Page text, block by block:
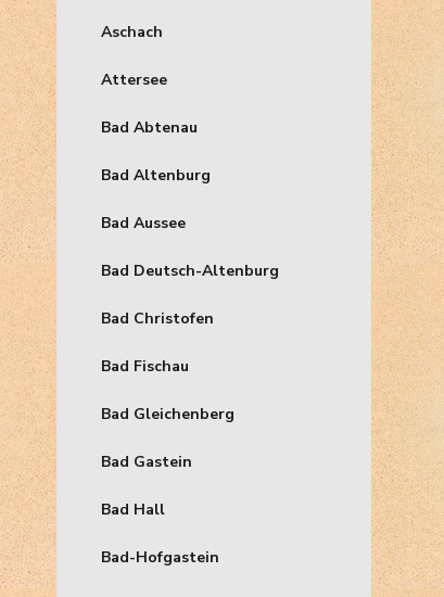
Aschach
Attersee
Bad Abtenau
Bad Altenburg
Bad Aussee
Bad Deutsch-Altenburg
Bad Christofen
Bad Fischau
Bad Gleichenberg
Bad Gastein
Bad Hall
Bad-Hofgastein